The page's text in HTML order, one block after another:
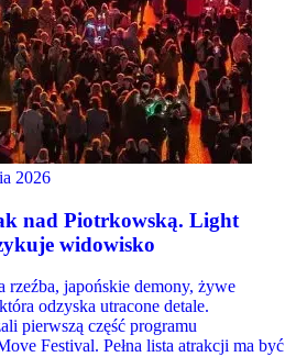
2026
nad Piotrkowską. Light
widowisko
rzeźba, japońskie demony, żywe
odzyska utracone detale.
pierwszą część programu
Festival. Pełna lista atrakcji ma być